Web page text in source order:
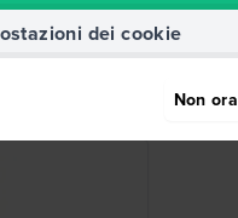
dei cookie
Non ora